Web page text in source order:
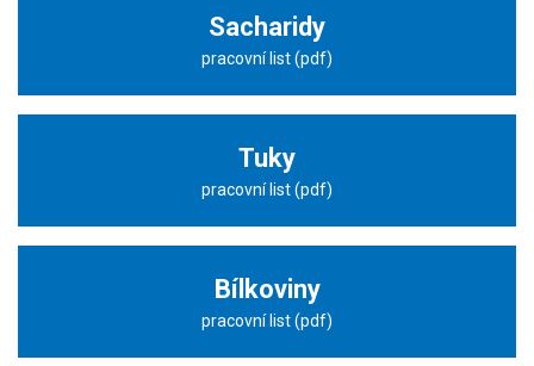
Sacharidy
pracovní list (pdf)
Tuky
pracovní list (pdf)
Bílkoviny
pracovní list (pdf)